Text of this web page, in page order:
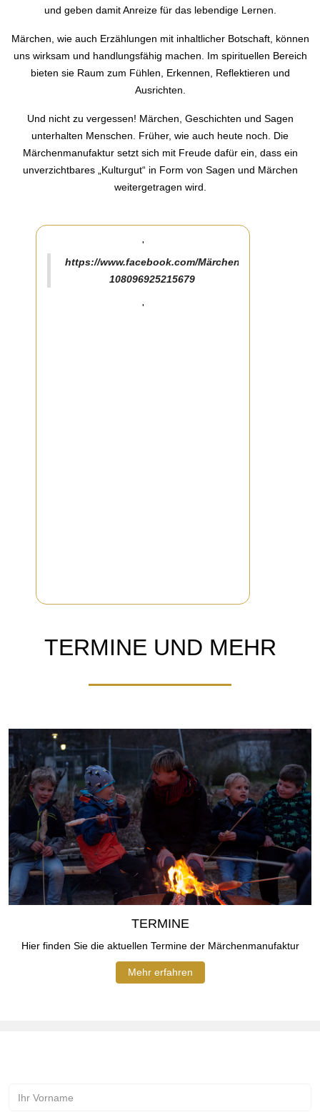
und geben damit Anreize für das lebendige Lernen.
Märchen, wie auch Erzählungen mit inhaltlicher Botschaft, können
uns wirksam und handlungsfähig machen. Im spirituellen Bereich
bieten sie Raum zum Fühlen, Erkennen, Reflektieren und
Ausrichten.
Und nicht zu vergessen! Märchen, Geschichten und Sagen
unterhalten Menschen. Früher, wie auch heute noch. Die
Märchenmanufaktur setzt sich mit Freude dafür ein, dass ein
unverzichtbares „Kulturgut“ in Form von Sagen und Märchen
weitergetragen wird.
'
https://www.facebook.com/Märchenmanufaktur-
108096925215679
'
TERMINE UND MEHR
TERMINE
Hier finden Sie die aktuellen Termine der Märchenmanufaktur
Mehr erfahren